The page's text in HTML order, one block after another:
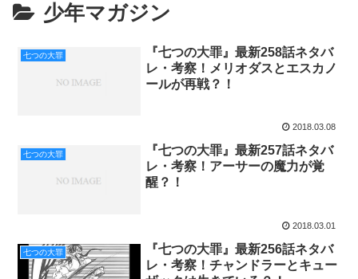
少年マガジン
七つの大罪
『七つの大罪』最新258話ネタバ
レ・考察！メリオダスとエスカノ
ールが再戦？！
2018.03.08
七つの大罪
『七つの大罪』最新257話ネタバ
レ・考察！アーサーの魔力が覚
醒？！
2018.03.01
七つの大罪
『七つの大罪』最新256話ネタバ
レ・考察！チャンドラーとキュー